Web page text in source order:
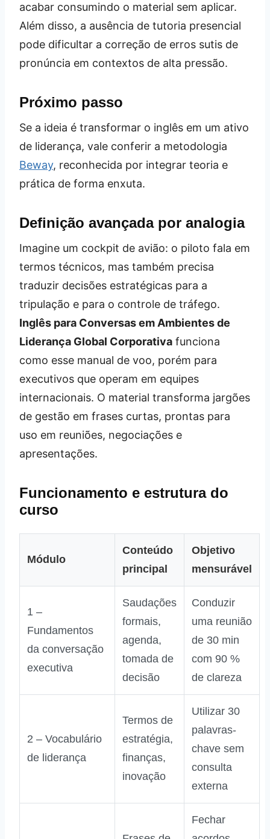
acabar consumindo o material sem aplicar.
Além disso, a ausência de tutoria presencial
pode dificultar a correção de erros sutis de
pronúncia em contextos de alta pressão.
Próximo passo
Se a ideia é transformar o inglês em um ativo
de liderança, vale conferir a metodologia
Beway, reconhecida por integrar teoria e
prática de forma enxuta.
Definição avançada por analogia
Imagine um cockpit de avião: o piloto fala em
termos técnicos, mas também precisa
traduzir decisões estratégicas para a
tripulação e para o controle de tráfego.
Inglês para Conversas em Ambientes de
Liderança Global Corporativa funciona
como esse manual de voo, porém para
executivos que operam em equipes
internacionais. O material transforma jargões
de gestão em frases curtas, prontas para
uso em reuniões, negociações e
apresentações.
Funcionamento e estrutura do
curso
Módulo
Conteúdo
principal
Objetivo
mensurável
1 –
Fundamentos
da conversação
executiva
Saudações
formais,
agenda,
tomada de
decisão
Conduzir
uma reunião
de 30 min
com 90 %
de clareza
2 – Vocabulário
de liderança
Termos de
estratégia,
finanças,
inovação
Utilizar 30
palavras-
chave sem
consulta
externa
Fechar